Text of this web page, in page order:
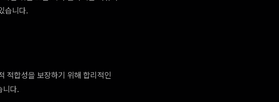
습니다.
적합성을 보장하기 위해 합리적인
니다.